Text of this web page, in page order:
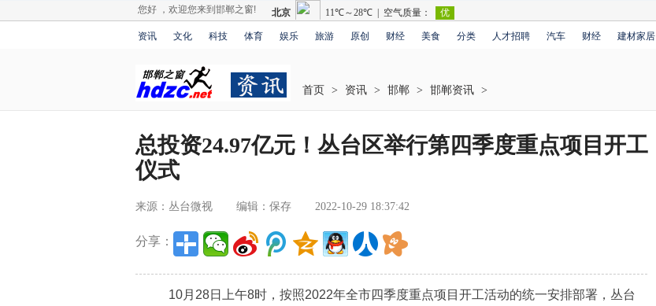
您好 ，欢迎您来到邯郸之窗!
资讯 文化 科技 体育 娱乐 旅游 原创 财经 美食 分类 人才招聘 汽车 财经 建材家居
首页 > 资讯 > 邯郸 > 邯郸资讯 >
总投资24.97亿元！丛台区举行第四季度重点项目开工
仪式
来源：丛台微视 编辑：保存 2022-10-29 18:37:42
分享：
10月28日上午8时，按照2022年全市四季度重点项目开工活动的统一安排部署，丛台